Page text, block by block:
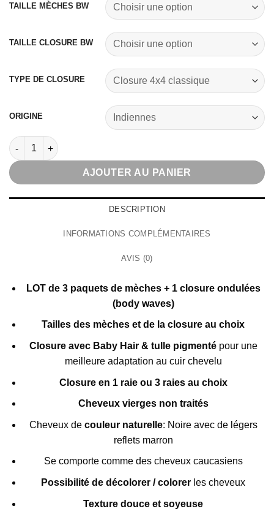
TAILLE MÈCHES BW
TAILLE CLOSURE BW
TYPE DE CLOSURE
ORIGINE
quantité de 3 paquets de mèches + closure body waves
AJOUTER AU PANIER
DESCRIPTION
INFORMATIONS COMPLÉMENTAIRES
AVIS (0)
LOT de 3 paquets de mèches + 1 closure ondulées
(body waves)
Tailles des mèches et de la closure au choix
Closure avec Baby Hair & tulle pigmenté pour une
meilleure adaptation au cuir chevelu
Closure en 1 raie ou 3 raies au choix
Cheveux vierges non traités
Cheveux de couleur naturelle: Noire avec de légers
reflets marron
Se comporte comme des cheveux caucasiens
Possibilité de décolorer / colorer les cheveux
Texture douce et soyeuse